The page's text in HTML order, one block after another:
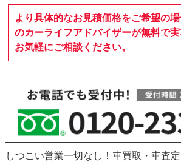
より具体的なお見積価格をご希望の
のカーライフアドバイザーが無料で実
お気軽にご相談ください。
しつこい営業一切なし！車買取・車査